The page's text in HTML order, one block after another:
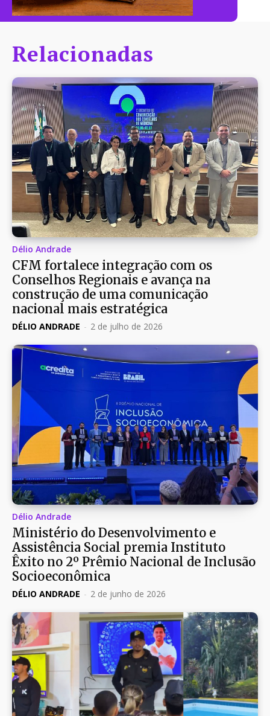
Relacionadas
Délio Andrade
CFM fortalece integração com os
Conselhos Regionais e avança na
construção de uma comunicação
nacional mais estratégica
DÉLIO ANDRADE - 2 de julho de 2026
Délio Andrade
Ministério do Desenvolvimento e
Assistência Social premia Instituto
Êxito no 2º Prêmio Nacional de Inclusão
Socioeconômica
DÉLIO ANDRADE - 2 de junho de 2026